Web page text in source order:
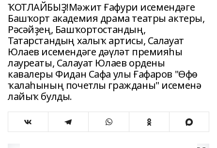
ҠОТЛАЙБЫҘ!Мәжит Ғафури исемендәге
Башҡорт академия драма театры актеры,
Рәсәйҙең, Башҡортостандың,
Татарстандың халыҡ артисы, Салауат
Юлаев исемендәге дәүләт премияһы
лауреаты, Салауат Юлаев ордены
кавалеры Фидан Сафа улы Ғафаров "Өфө
ҡалаһының почетлы гражданы" исеменә
лайыҡ булды.